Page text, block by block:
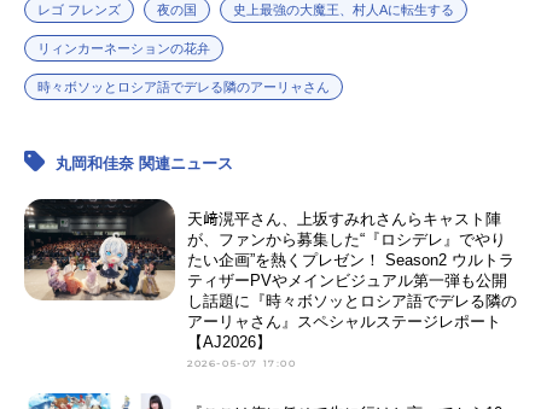
レゴ フレンズ 夜の国 史上最強の大魔王、村人Aに転生する
リィンカーネーションの花弁
時々ボソッとロシア語でデレる隣のアーリャさん
丸岡和佳奈 関連ニュース
天﨑滉平さん、上坂すみれさんらキャスト陣
が、ファンから募集した“『ロシデレ』でやり
たい企画”を熱くプレゼン！ Season2 ウルトラ
ティザーPVやメインビジュアル第一弾も公開
し話題に『時々ボソッとロシア語でデレる隣の
アーリャさん』スペシャルステージレポート
【AJ2026】
2026-05-07 17:00